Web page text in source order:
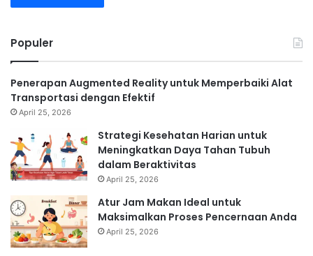
Populer
Penerapan Augmented Reality untuk Memperbaiki Alat
Transportasi dengan Efektif
April 25, 2026
Strategi Kesehatan Harian untuk
Meningkatkan Daya Tahan Tubuh
dalam Beraktivitas
April 25, 2026
Atur Jam Makan Ideal untuk
Maksimalkan Proses Pencernaan Anda
April 25, 2026